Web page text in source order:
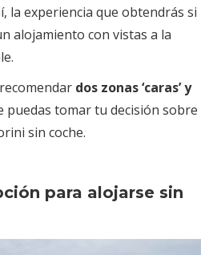
la experiencia que obtendrás si
alojamiento con vistas a la
dos zonas ‘caras’ y
puedas tomar tu decisión sobre
sin coche.
para alojarse sin